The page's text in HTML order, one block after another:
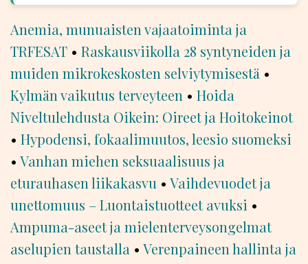
Anemia, munuaisten vajaatoiminta ja
TRFESAT • Raskausviikolla 28 syntyneiden ja
muiden mikrokeskosten selviytymisestä •
Kylmän vaikutus terveyteen • Hoida
Niveltulehdusta Oikein: Oireet ja Hoitokeinot
• Hypodensi, fokaalimuutos, leesio suomeksi
• Vanhan miehen seksuaalisuus ja
eturauhasen liikakasvu • Vaihdevuodet ja
unettomuus – Luontaistuotteet avuksi •
Ampuma-aseet ja mielenterveysongelmat
aselupien taustalla • Verenpaineen hallinta ja